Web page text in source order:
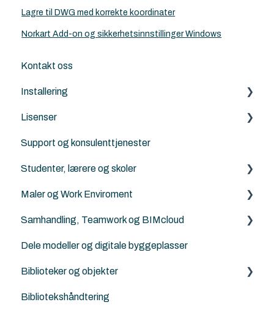
Lagre til DWG med korrekte koordinater
Norkart Add-on og sikkerhetsinnstillinger Windows
Kontakt oss
Installering
Archicad
Nordic Tools
ArchiFrame
Solibri
Architerra
Goodies for Archicad
Land4
Norkart
Lisenser
Archicad
Archicad Cloud licenser
ArchiFrame
Support og konsulenttjenester
Studenter, lærere og skoler
Archicad BIM norsktilpasset for studenter, lærere
Maler og Work Enviroment
Maler
Attributter
Work Enviroment
Migrerering mellom versjoner
Samhandling, Teamwork og BIMcloud
Generelt
Feilsøking
Rutiner
Dele modeller og digitale byggeplasser
Biblioteker og objekter
Egendefinerte objekter
Bibliotekshåndtering